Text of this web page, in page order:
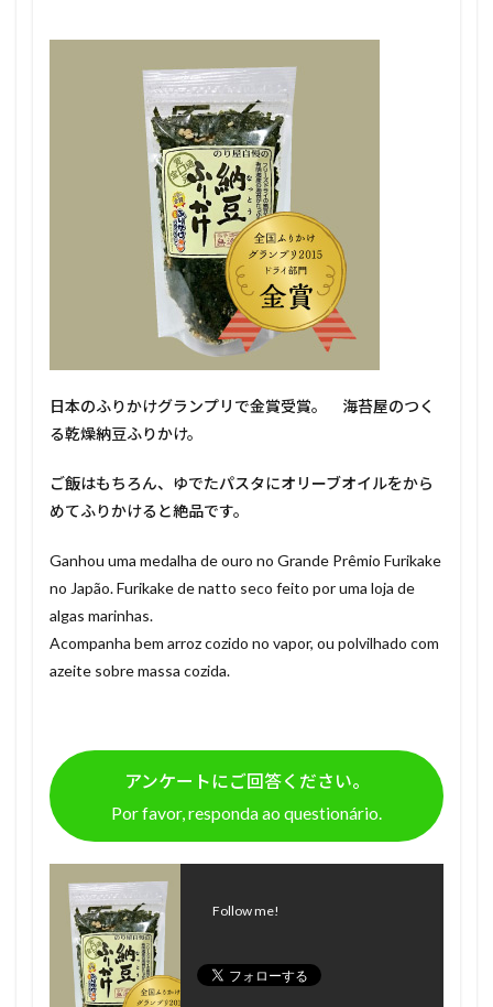
日本のふりかけグランプリで金賞受賞。 海苔屋のつく
る乾燥納豆ふりかけ。
ご飯はもちろん、ゆでたパスタにオリーブオイルをから
めてふりかけると絶品です。
Ganhou uma medalha de ouro no Grande Prêmio Furikake
no Japão. Furikake de natto seco feito por uma loja de
algas marinhas.
Acompanha bem arroz cozido no vapor, ou polvilhado com
azeite sobre massa cozida.
アンケートにご回答ください。
Por favor, responda ao questionário.
Follow me!